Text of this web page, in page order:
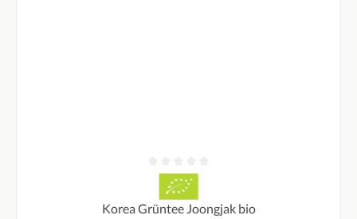
Durchschnittliche Bewertung von 0 von 5 Sternen
Korea Grüntee Joongjak bio